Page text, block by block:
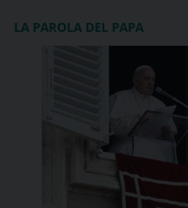
LA PAROLA DEL PAPA